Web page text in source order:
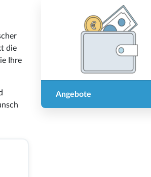
die
Ihre
Angebote